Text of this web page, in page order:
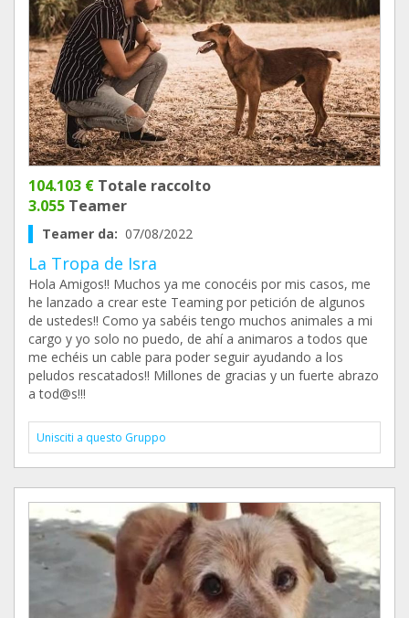
104.103 € Totale raccolto
3.055 Teamer
Teamer da: 07/08/2022
La Tropa de Isra
Hola Amigos!! Muchos ya me conocéis por mis casos, me
he lanzado a crear este Teaming por petición de algunos
de ustedes!! Como ya sabéis tengo muchos animales a mi
cargo y yo solo no puedo, de ahí a animaros a todos que
me echéis un cable para poder seguir ayudando a los
peludos rescatados!! Millones de gracias y un fuerte abrazo
a tod@s!!!
Unisciti a questo Gruppo